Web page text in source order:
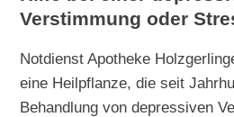
Verstimmung oder
Notdienst Apotheke
eine Heilpflanze, die seit
Behandlung von depressiven